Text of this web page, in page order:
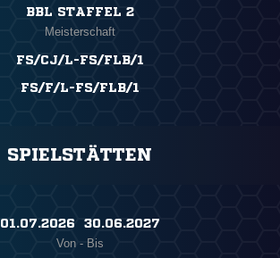
BBL STAFFEL 2
Meisterschaft
FS/CJ/L-FS/FLB/1
FS/F/L-FS/FLB/1
SPIELSTÄTTEN
01.07.2026 ​ 30.06.2027
Von - Bis